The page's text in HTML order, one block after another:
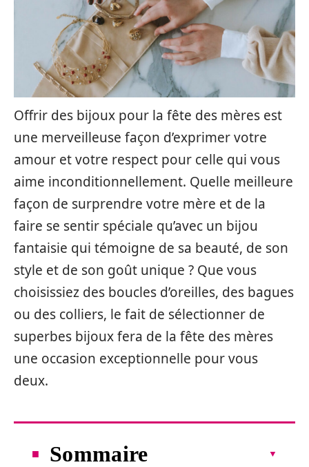
Offrir des bijoux pour la fête des mères est
une merveilleuse façon d’exprimer votre
amour et votre respect pour celle qui vous
aime inconditionnellement. Quelle meilleure
façon de surprendre votre mère et de la
faire se sentir spéciale qu’avec un bijou
fantaisie qui témoigne de sa beauté, de son
style et de son goût unique ? Que vous
choisissiez des boucles d’oreilles, des bagues
ou des colliers, le fait de sélectionner de
superbes bijoux fera de la fête des mères
une occasion exceptionnelle pour vous
deux.
Sommaire